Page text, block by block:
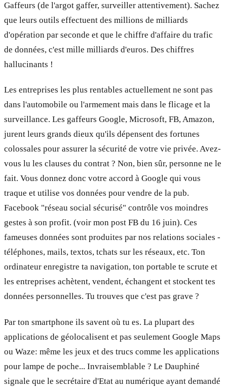
Gaffeurs (de l'argot gaffer, surveiller attentivement). Sachez
que leurs outils effectuent des millions de milliards
d'opération par seconde et que le chiffre d'affaire du trafic
de données, c'est mille milliards d'euros. Des chiffres
hallucinants !
Les entreprises les plus rentables actuellement ne sont pas
dans l'automobile ou l'armement mais dans le flicage et la
surveillance. Les gaffeurs Google, Microsoft, FB, Amazon,
jurent leurs grands dieux qu'ils dépensent des fortunes
colossales pour assurer la sécurité de votre vie privée. Avez-
vous lu les clauses du contrat ? Non, bien sûr, personne ne le
fait. Vous donnez donc votre accord à Google qui vous
traque et utilise vos données pour vendre de la pub.
Facebook "réseau social sécurisé" contrôle vos moindres
gestes à son profit. (voir mon post FB du 16 juin). Ces
fameuses données sont produites par nos relations sociales -
téléphones, mails, textos, tchats sur les réseaux, etc. Ton
ordinateur enregistre ta navigation, ton portable te scrute et
les entreprises achètent, vendent, échangent et stockent tes
données personnelles. Tu trouves que c'est pas grave ?
Par ton smartphone ils savent où tu es. La plupart des
applications de géolocalisent et pas seulement Google Maps
ou Waze: même les jeux et des trucs comme les applications
pour lampe de poche... Invraisemblable ? Le Dauphiné
signale que le secrétaire d'Etat au numérique ayant demandé